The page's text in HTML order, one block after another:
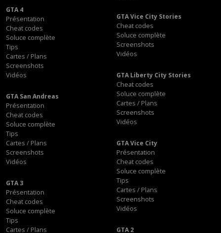
GTA 4
Présentation
Cheat codes
Soluce complète
Tips
Cartes / Plans
Screenshots
Vidéos
GTA Vice City Stories
Cheat codes
Soluce complète
Screenshots
Vidéos
GTA Liberty City Stories
Cheat codes
Soluce complète
Cartes / Plans
Screenshots
Vidéos
GTA San Andreas
Présentation
Cheat codes
Soluce complète
Tips
Cartes / Plans
Screenshots
Vidéos
GTA Vice City
Présentation
Cheat codes
Soluce complète
Tips
Cartes / Plans
Screenshots
Vidéos
GTA 3
Présentation
Cheat codes
Soluce complète
Tips
Cartes / Plans
GTA 2